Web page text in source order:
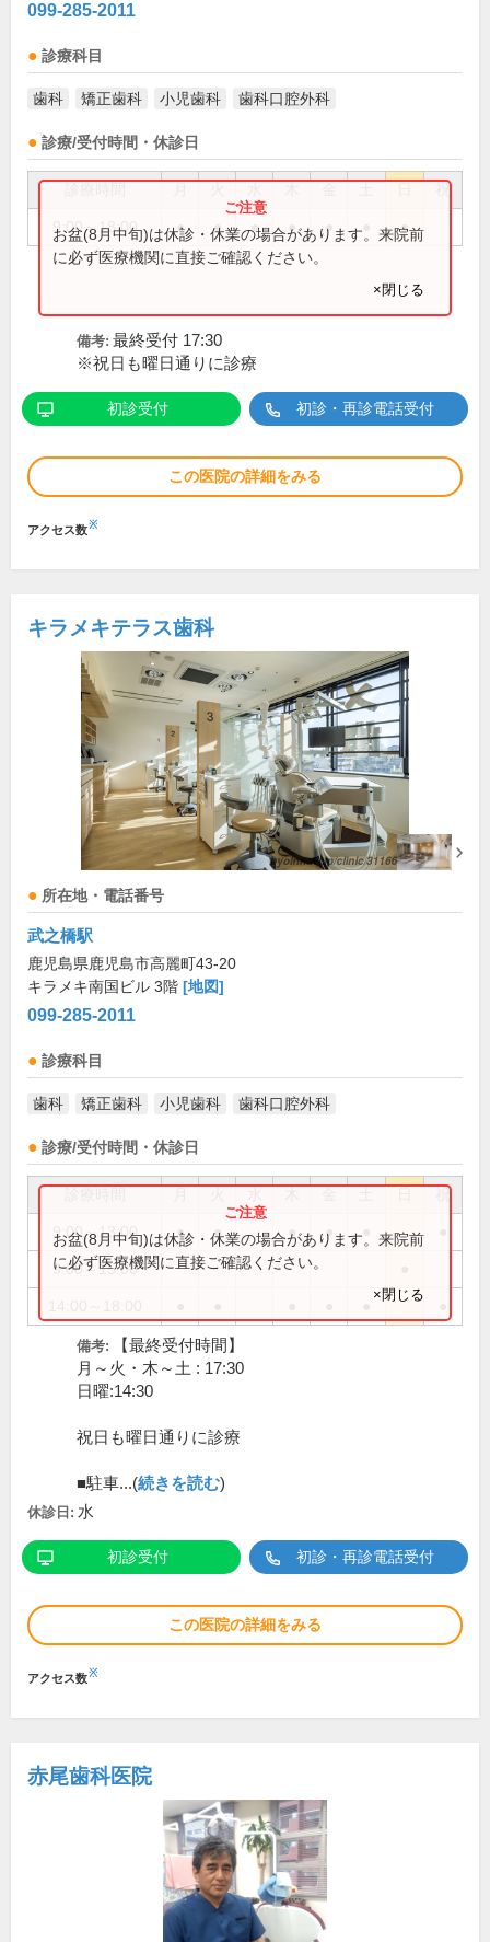
099-285-2011
診療科目
歯科 矯正歯科 小児歯科 歯科口腔外科
診療/受付時間・休診日
祝
9:00～18:00 ● ● ● ● ● ●
お盆(8月中旬)は休診・休業の場合があります。来院前
に必ず医療機関に直接ご確認ください。
×閉じる
備考: 最終受付 17:30
※祝日も曜日通りに診療
初診受付 初診・再診電話受付
この医院の詳細をみる
アクセス数※
キラメキテラス歯科
所在地・電話番号
武之橋駅
鹿児島県鹿児島市高麗町43-20
キラメキ南国ビル 3階 [地図]
099-285-2011
診療科目
歯科 矯正歯科 小児歯科 歯科口腔外科
診療/受付時間・休診日
祝
9:00～13:00 ● ● ● ●
9:00～15:00
お盆(8月中旬)は休診・休業の場合があります。来院前
に必ず医療機関に直接ご確認ください。
×閉じる
備考:
【最終受付時間】
月～火・木～土 : 17:30
日曜:14:30
祝日も曜日通りに診療
■駐車...(続きを読む)
休診日: 水
初診受付 初診・再診電話受付
この医院の詳細をみる
アクセス数※
赤尾歯科医院